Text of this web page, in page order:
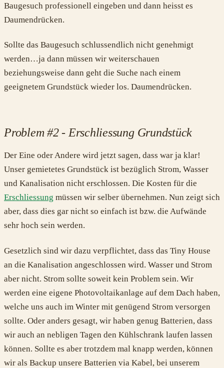
Baugesuch professionell eingeben und dann heisst es
Daumendrücken.
Sollte das Baugesuch schlussendlich nicht genehmigt
werden…ja dann müssen wir weiterschauen
beziehungsweise dann geht die Suche nach einem
geeignetem Grundstück wieder los. Daumendrücken.
Problem #2 - Erschliessung Grundstück
Der Eine oder Andere wird jetzt sagen, dass war ja klar!
Unser gemietetes Grundstück ist bezüglich Strom, Wasser
und Kanalisation nicht erschlossen. Die Kosten für die
Erschliessung müssen wir selber übernehmen. Nun zeigt sich
aber, dass dies gar nicht so einfach ist bzw. die Aufwände
sehr hoch sein werden.
Gesetzlich sind wir dazu verpflichtet, dass das Tiny House
an die Kanalisation angeschlossen wird. Wasser und Strom
aber nicht. Strom sollte soweit kein Problem sein. Wir
werden eine eigene Photovoltaikanlage auf dem Dach haben,
welche uns auch im Winter mit genügend Strom versorgen
sollte. Oder anders gesagt, wir haben genug Batterien, dass
wir auch an nebligen Tagen den Kühlschrank laufen lassen
können. Sollte es aber trotzdem mal knapp werden, können
wir als Backup unsere Batterien via Kabel, bei unserem